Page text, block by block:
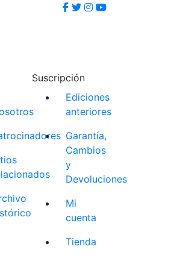
Suscripción
Ediciones
anteriores
Garantía,
Cambios
y
Devoluciones
Mi
cuenta
Tienda